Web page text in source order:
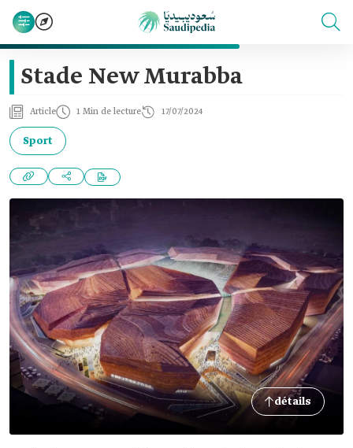
Stade New Murabba
Article 1 Min de lecture 17/07/2024
Sport
détails